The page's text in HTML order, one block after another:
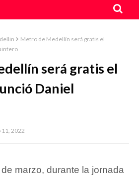
Metro de Medellín será gratis el
será gratis el
Daniel
11, 2022
marzo, durante la jornada